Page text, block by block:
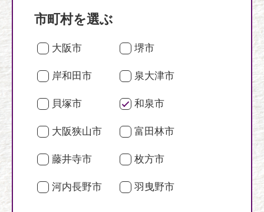
市町村を選ぶ
大阪市 堺市
岸和田市 泉大津市
貝塚市 和泉市
大阪狭山市 富田林市
藤井寺市 枚方市
河内長野市 羽曳野市